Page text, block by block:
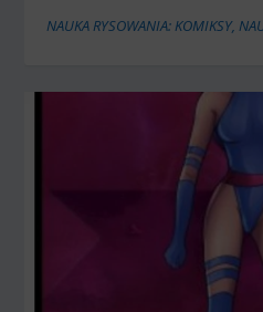
NAUKA RYSOWANIA: KOMIKSY,